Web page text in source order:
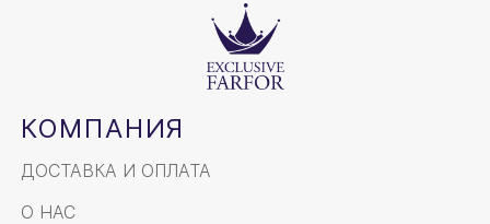
КОМПАНИЯ
ДОСТАВКА И ОПЛАТА
О НАС